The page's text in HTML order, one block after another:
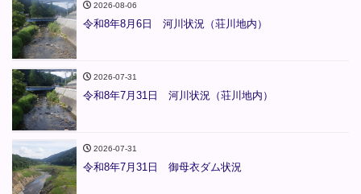
2026-08-06
令和8年8月6日 河川状況（荘川地内）
2026-07-31
令和8年7月31日 河川状況（荘川地内）
2026-07-31
令和8年7月31日 御母衣ダム状況